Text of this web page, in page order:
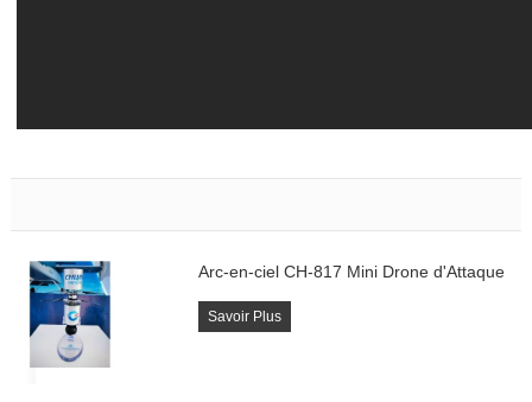
Arc-en-ciel CH-817 Mini Drone d'Attaque
Savoir Plus